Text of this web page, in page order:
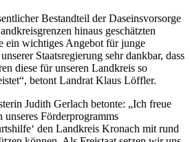
Bestandteil der Daseinsvorsorge
hinaus geschätzten
ein wichtiges Angebot für junge
Staatsregierung sehr dankbar, dass
diese für unseren Landkreis so
betont Landrat Klaus Löffler.
Judith Gerlach betonte: „Ich freue
Förderprogramms
den Landkreis Kronach mit rund